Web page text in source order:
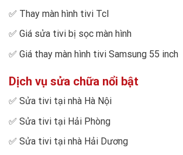
✅ Thay màn hình tivi Tcl
✅ Giá sửa tivi bị sọc màn hình
✅ Giá thay màn hình tivi Samsung 55 inch
Dịch vụ sửa chữa nổi bật
✅ Sửa tivi tại nhà Hà Nội
✅ Sửa tivi tại Hải Phòng
✅ Sửa tivi tại nhà Hải Dương